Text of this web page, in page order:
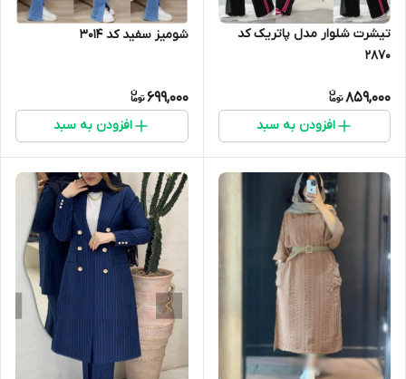
تیشرت شلوار مدل پاتریک کد
2870
859,000
افزودن به سبد
شومیز سفید کد 3014
699,000
افزودن به سبد